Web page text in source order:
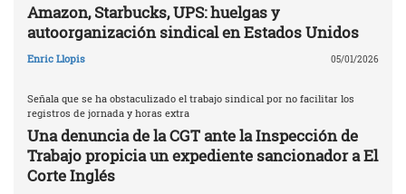
Amazon, Starbucks, UPS: huelgas y
autoorganización sindical en Estados Unidos
Enric Llopis 05/01/2026
Señala que se ha obstaculizado el trabajo sindical por no facilitar los
registros de jornada y horas extra
Una denuncia de la CGT ante la Inspección de
Trabajo propicia un expediente sancionador a El
Corte Inglés